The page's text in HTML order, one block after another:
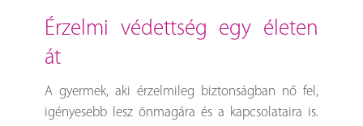
érzelmi védettség egy életen
át
A gyermek, aki érzelmileg biztonságban nő fel,
igényesebb lesz önmagára és a kapcsolataira is.